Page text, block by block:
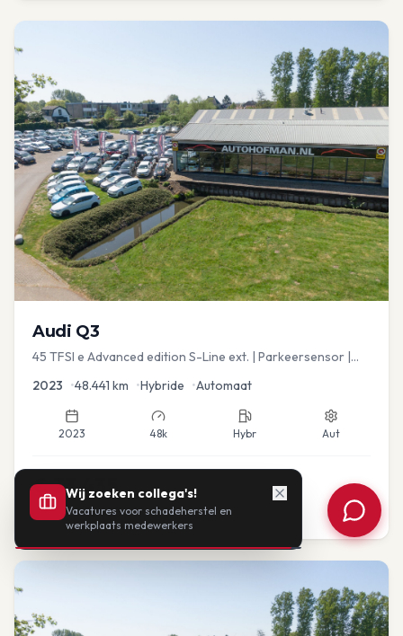
Audi Q3
45 TFSI e Advanced edition S-Line ext. | Parkeersensor |
2023 •48.441 km •Hybride •Automaat
2023 48k Hybr Aut
€33.435
of vanaf: €693/mnd BTW
Wij zoeken collega's!
Vacatures voor schadeherstel en
werkplaats medewerkers